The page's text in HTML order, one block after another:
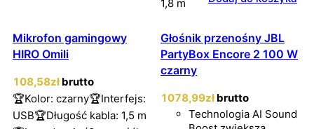
1,8 m
Mikrofon gamingowy
HIRO Omili
108,58zł brutto
🏆Kolor: czarny🏆Interfejs:
USB🏆Długość kabla: 1,5 m
Głośnik przenośny JBL
PartyBox Encore 2 100 W
czarny
1078,99zł brutto
Technologia AI Sound